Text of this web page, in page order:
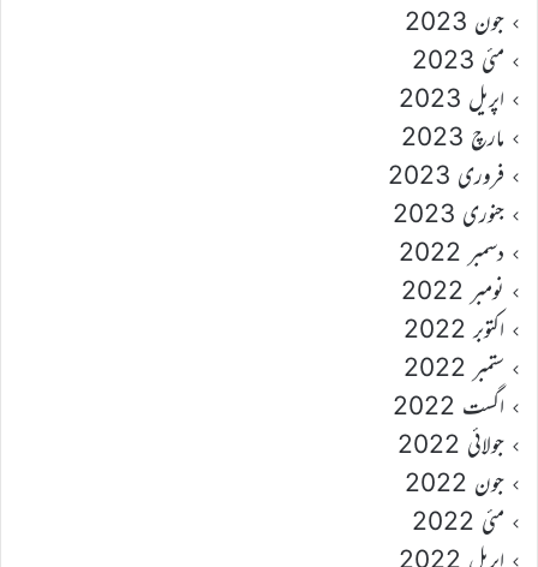
جون 2023
مئی 2023
اپریل 2023
مارچ 2023
فروری 2023
جنوری 2023
دسمبر 2022
نومبر 2022
اکتوبر 2022
ستمبر 2022
اگست 2022
جولائی 2022
جون 2022
مئی 2022
اپریل 2022